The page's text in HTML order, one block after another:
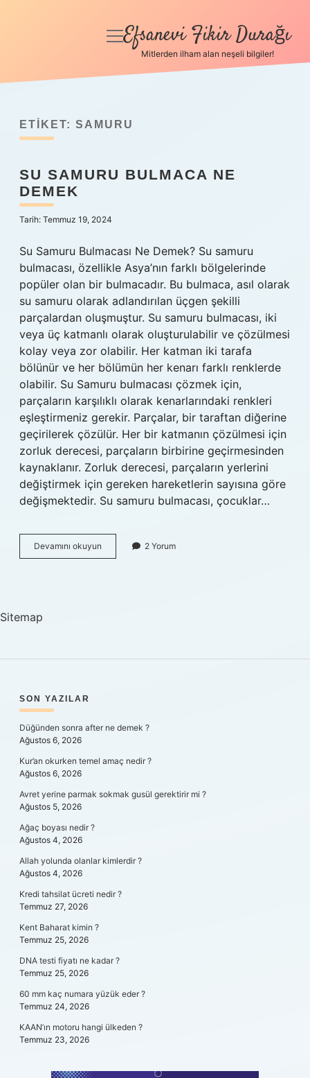
Anasayfa
Yasal Uyarı
Hakkımızda
menüyü
Efsanevi Fikir Durağı
Mitlerden ilham alan neşeli bilgiler!
ETIKET: SAMURU
SU SAMURU BULMACA NE
DEMEK
Tarih: Temmuz 19, 2024
Su Samuru Bulmacası Ne Demek? Su samuru
bulmacası, özellikle Asya’nın farklı bölgelerinde
popüler olan bir bulmacadır. Bu bulmaca, asıl olarak
su samuru olarak adlandırılan üçgen şekilli
parçalardan oluşmuştur. Su samuru bulmacası, iki
veya üç katmanlı olarak oluşturulabilir ve çözülmesi
kolay veya zor olabilir. Her katman iki tarafa
bölünür ve her bölümün her kenarı farklı renklerde
olabilir. Su Samuru bulmacası çözmek için,
parçaların karşılıklı olarak kenarlarındaki renkleri
eşleştirmeniz gerekir. Parçalar, bir taraftan diğerine
geçirilerek çözülür. Her bir katmanın çözülmesi için
zorluk derecesi, parçaların birbirine geçirmesinden
kaynaklanır. Zorluk derecesi, parçaların yerlerini
değiştirmek için gereken hareketlerin sayısına göre
değişmektedir. Su samuru bulmacası, çocuklar…
Devamını okuyun
samuru
2 Yorum
Sitemap
SIDEBAR
SON YAZILAR
Düğünden sonra after ne demek ?
Ağustos 6, 2026
Kur’an okurken temel amaç nedir ?
Ağustos 6, 2026
Avret yerine parmak sokmak gusül gerektirir mi ?
Ağustos 5, 2026
Ağaç boyası nedir ?
Ağustos 4, 2026
Allah yolunda olanlar kimlerdir ?
Ağustos 4, 2026
Kredi tahsilat ücreti nedir ?
Temmuz 27, 2026
Kent Baharat kimin ?
Temmuz 25, 2026
DNA testi fiyatı ne kadar ?
Temmuz 25, 2026
60 mm kaç numara yüzük eder ?
Temmuz 24, 2026
KAAN’ın motoru hangi ülkeden ?
Temmuz 23, 2026